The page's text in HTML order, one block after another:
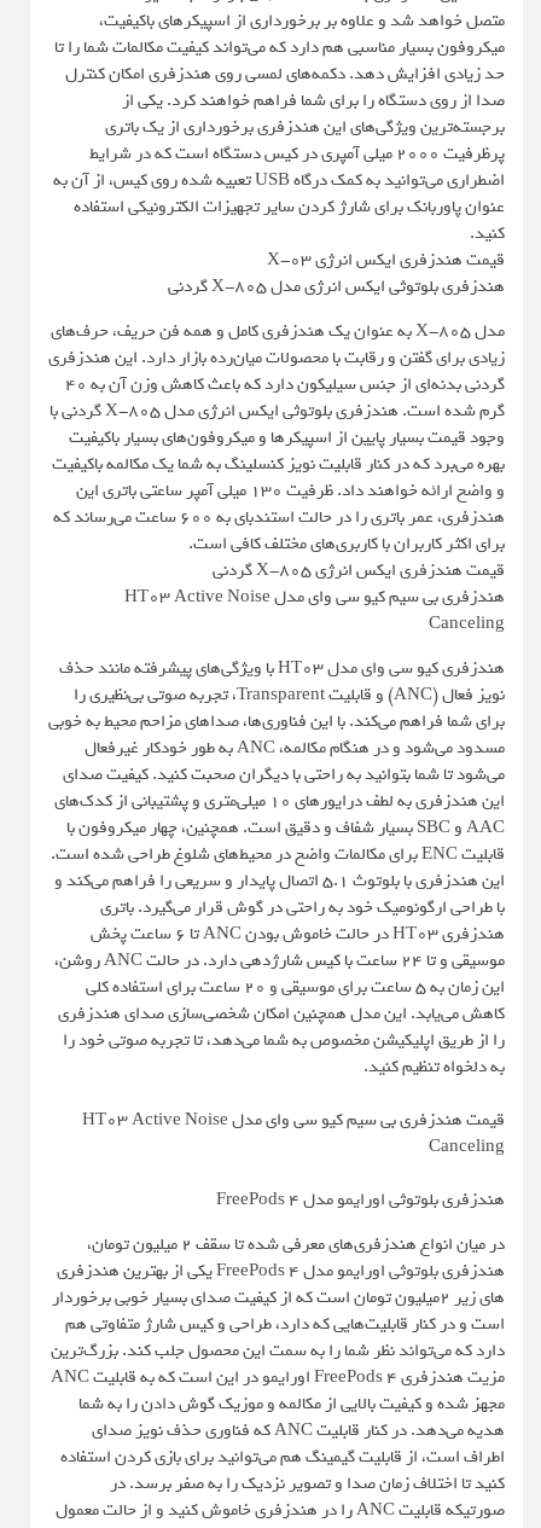
متصل خواهد شد و علاوه بر برخورداری از اسپیکرهای باکیفیت،
میکروفون بسیار مناسبی هم دارد که می‌تواند کیفیت مکالمات شما را تا
حد زیادی افزایش دهد. دکمه‌های لمسی روی هندزفری امکان کنترل
صدا از روی دستگاه را برای شما فراهم خواهند کرد. یکی از
برجسته‌ترین ویژگی‌های این هندزفری برخورداری از یک باتری
پرظرفیت 2000 میلی آمپری در کیس دستگاه است که در شرایط
اضطراری می‌توانید به کمک درگاه USB تعبیه شده روی کیس، از آن به
عنوان پاوربانک برای شارژ کردن سایر تجهیزات الکترونیکی استفاده
کنید.
قیمت هندزفری ایکس انرژی X-03
هندزفری بلوتوثی ایکس انرژی مدل X-805 گردنی
مدل X-805 به عنوان یک هندزفری کامل و همه فن حریف، حرف‌های
زیادی برای گفتن و رقابت با محصولات میان‌رده بازار دارد. این هندزفری
گردنی بدنه‌ای از جنس سیلیکون دارد که باعث کاهش وزن آن به 40
گرم شده است. هندزفری بلوتوثی ایکس انرژی مدل X-805 گردنی با
وجود قیمت بسیار پایین از اسپیکرها و میکروفون‌های بسیار باکیفیت
بهره می‌برد که در کنار قابلیت نویز کنسلینگ به شما یک مکالمه باکیفیت
و واضح ارائه خواهند داد. ظرفیت 130 میلی آمپر ساعتی باتری این
هندزفری، عمر باتری را در حالت استندبای به 600 ساعت می‌رساند که
برای اکثر کاربران با کاربری‌های مختلف کافی است.
قیمت هندزفری ایکس انرژی X-805 گردنی
هندزفری بی سیم کیو سی وای مدل HT03 Active Noise
Canceling
هندزفری کیو سی وای مدل HT03 با ویژگی‌های پیشرفته مانند حذف
نویز فعال (ANC) و قابلیت Transparent، تجربه صوتی بی‌نظیری را
برای شما فراهم می‌کند. با این فناوری‌ها، صداهای مزاحم محیط به خوبی
مسدود می‌شود و در هنگام مکالمه، ANC به طور خودکار غیرفعال
می‌شود تا شما بتوانید به راحتی با دیگران صحبت کنید. کیفیت صدای
این هندزفری به لطف درایورهای ۱۰ میلی‌متری و پشتیبانی از کدک‌های
AAC و SBC بسیار شفاف و دقیق است. همچنین، چهار میکروفون با
قابلیت ENC برای مکالمات واضح در محیط‌های شلوغ طراحی شده است.
این هندزفری با بلوتوث 5.1 اتصال پایدار و سریعی را فراهم می‌کند و
با طراحی ارگونومیک خود به راحتی در گوش قرار می‌گیرد. باتری
هندزفری HT03 در حالت خاموش بودن ANC تا ۶ ساعت پخش
موسیقی و تا ۲۴ ساعت با کیس شارژدهی دارد. در حالت ANC روشن،
این زمان به ۵ ساعت برای موسیقی و ۲۰ ساعت برای استفاده کلی
کاهش می‌یابد. این مدل همچنین امکان شخصی‌سازی صدای هندزفری
را از طریق اپلیکیشن مخصوص به شما می‌دهد، تا تجربه صوتی خود را
به دلخواه تنظیم کنید.
قیمت هندزفری بی سیم کیو سی وای مدل HT03 Active Noise
Canceling
هندزفری بلوتوثی اورایمو مدل FreePods 4
در میان انواع هندزفری‌های معرفی شده تا سقف 2 میلیون تومان،
هندزفری بلوتوثی اورایمو مدل FreePods 4 یکی از بهترین هندزفری
های زیر 2میلیون تومان است که از کیفیت صدای بسیار خوبی برخوردار
است و در کنار قابلیت‌هایی که دارد، طراحی و کیس شارژ متفاوتی هم
دارد که می‌تواند نظر شما را به سمت این محصول جلب کند. بزرگ‌ترین
مزیت هندزفری FreePods 4 اورایمو در این است که به قابلیت ANC
مجهز شده و کیفیت بالایی از مکالمه و موزیک گوش دادن را به شما
هدیه می‌دهد. در کنار قابلیت ANC که فناوری حذف نویز صدای
اطراف است، از قابلیت گیمینگ هم می‌توانید برای بازی کردن استفاده
کنید تا اختلاف زمان صدا و تصویر نزدیک را به صفر برسد. در
صورتیکه قابلیت ANC را در هندزفری خاموش کنید و از حالت معمول